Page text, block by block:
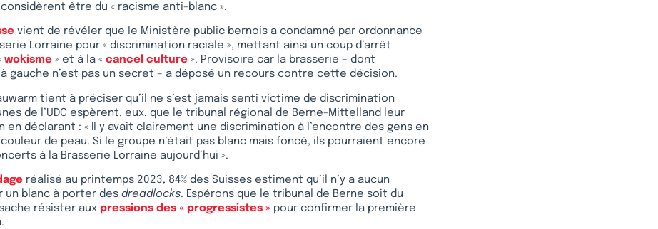
être du « racisme anti-blanc ».
vient de révéler que le Ministère public bernois a condamné par ordonnance
Lorraine pour « discrimination raciale », mettant ainsi un coup d’arrêt
wokisme » et à la « cancel culture ». Provisoire car la brasserie – dont
à gauche n’est pas un secret – a déposé un recours contre cette décision.
tient à préciser qu’il ne s’est jamais senti victime de discrimination
de l’UDC espèrent, eux, que le tribunal régional de Berne-Mittelland leur
en déclarant : « Il y avait clairement une discrimination à l’encontre des gens en
de peau. Si le groupe n’était pas blanc mais foncé, ils pourraient encore
à la Brasserie Lorraine aujourd’hui ».
réalisé au printemps 2023, 84% des Suisses estiment qu’il n’y a aucun
un blanc à porter des dreadlocks. Espérons que le tribunal de Berne soit du
résister aux pressions des « progressistes » pour confirmer la première